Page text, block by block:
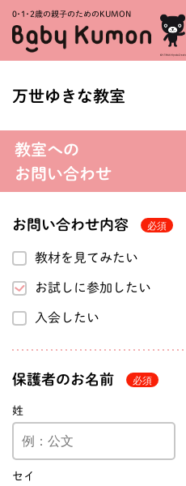
0・1・ 2歳の親子のためのKUMON
万世ゆきな教室
教室への
お問い合わせ
お問い合わせ内容
教材を見てみたい
お試しに参加したい
入会したい
保護者のお名前
姓
セイ